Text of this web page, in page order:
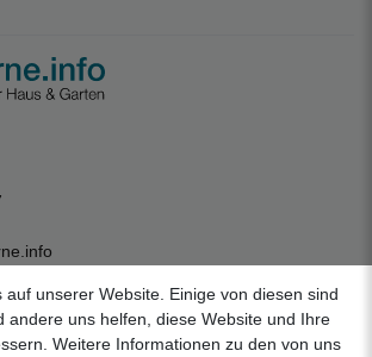
auf unserer Website. Einige von diesen sind
andere uns helfen, diese Website und Ihre
Weitere Informationen zu den von uns